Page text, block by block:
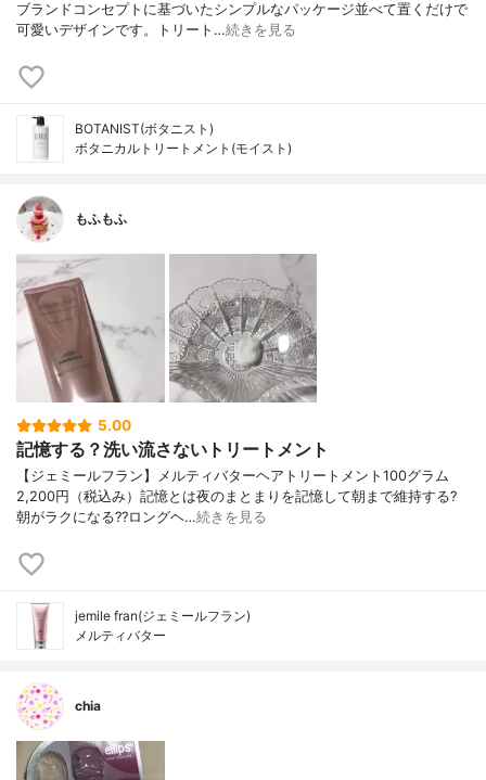
ブランドコンセプトに基づいたシンプルなパッケージ並べて置くだけで
可愛いデザインです。トリート…続きを見る
BOTANIST(ボタニスト)
ボタニカルトリートメント(モイスト)
もふもふ
5.00
記憶する？洗い流さないトリートメント
【ジェミールフラン】メルティバターヘアトリートメント100グラム
2,200円（税込み）記憶とは夜のまとまりを記憶して朝まで維持する?
朝がラクになる??ロングヘ…続きを見る
jemile fran(ジェミールフラン)
メルティバター
chia